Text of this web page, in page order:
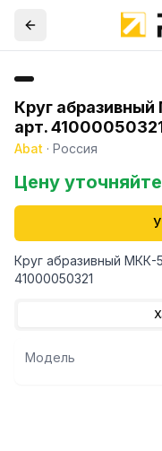
Круг
арт.
Abat · Россия
Цену уточняйте
Круг абразивный МКК-
41000050321
Модель